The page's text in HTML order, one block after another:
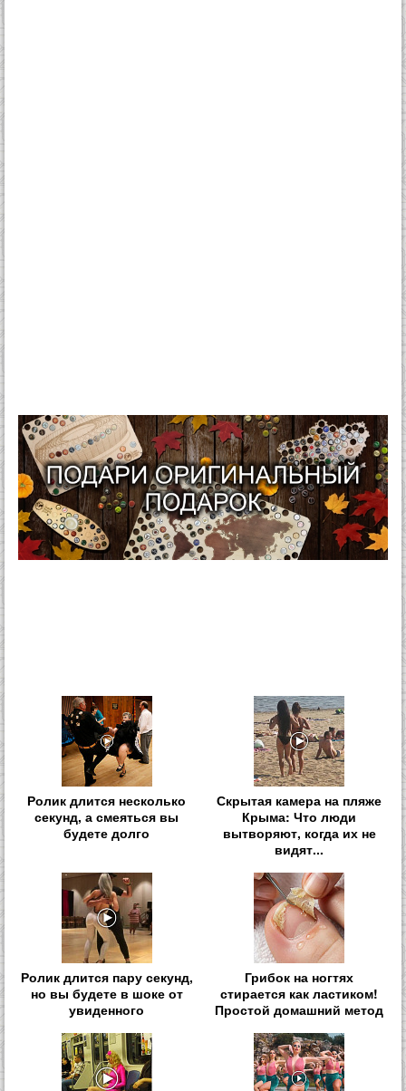
Ролик длится несколько
секунд, а смеяться вы
будете долго
Скрытая камера на пляже
Крыма: Что люди
вытворяют, когда их не
видят...
Ролик длится пару секунд,
но вы будете в шоке от
увиденного
Грибок на ногтях
стирается как ластиком!
Простой домашний метод